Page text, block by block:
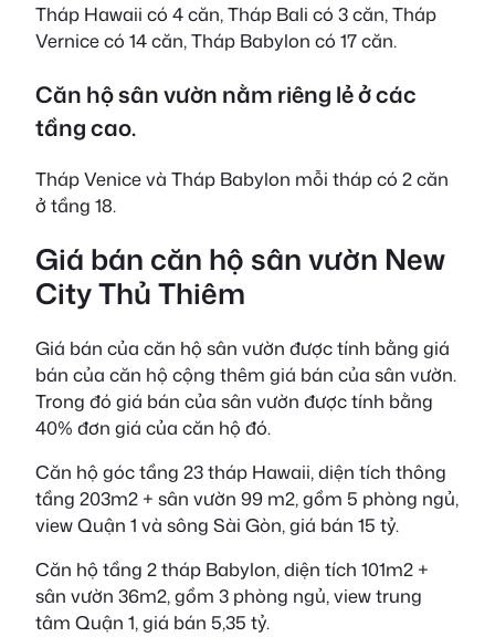
Tháp Hawaii có 4 căn, Tháp Bali có 3 căn, Tháp
Vernice có 14 căn, Tháp Babylon có 17 căn.
Căn hộ sân vườn nằm riêng lẻ ở các
tầng cao.
Tháp Venice và Tháp Babylon mỗi tháp có 2 căn
ở tầng 18.
Giá bán căn hộ sân vườn New
City Thủ Thiêm
Giá bán của căn hộ sân vườn được tính bằng giá
bán của căn hộ cộng thêm giá bán của sân vườn.
Trong đó giá bán của sân vườn được tính bằng
40% đơn giá của căn hộ đó.
Căn hộ góc tầng 23 tháp Hawaii, diện tích thông
tầng 203m2 + sân vườn 99 m2, gồm 5 phòng ngủ,
view Quận 1 và sông Sài Gòn, giá bán 15 tỷ.
Căn hộ tầng 2 tháp Babylon, diện tích 101m2 +
sân vườn 36m2, gồm 3 phòng ngủ, view trung
tâm Quận 1, giá bán 5,35 tỷ.